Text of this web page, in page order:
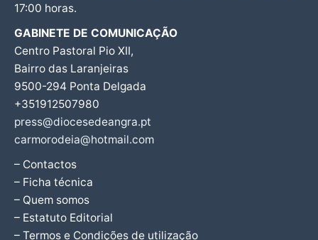
17:00 horas.
GABINETE DE COMUNICAÇÃO
Centro Pastoral Pio XII,
Bairro das Laranjeiras
9500-294 Ponta Delgada
+351912507980
press@diocesedeangra.pt
carmorodeia@hotmail.com
– Contactos
– Ficha técnica
– Quem somos
– Estatuto Editorial
– Termos e Condições de utilização